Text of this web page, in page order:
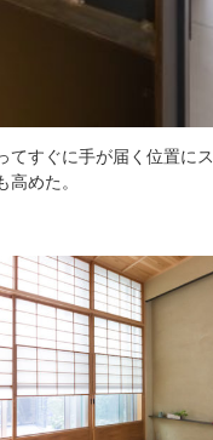
てすぐに手が届く位置に
高めた。